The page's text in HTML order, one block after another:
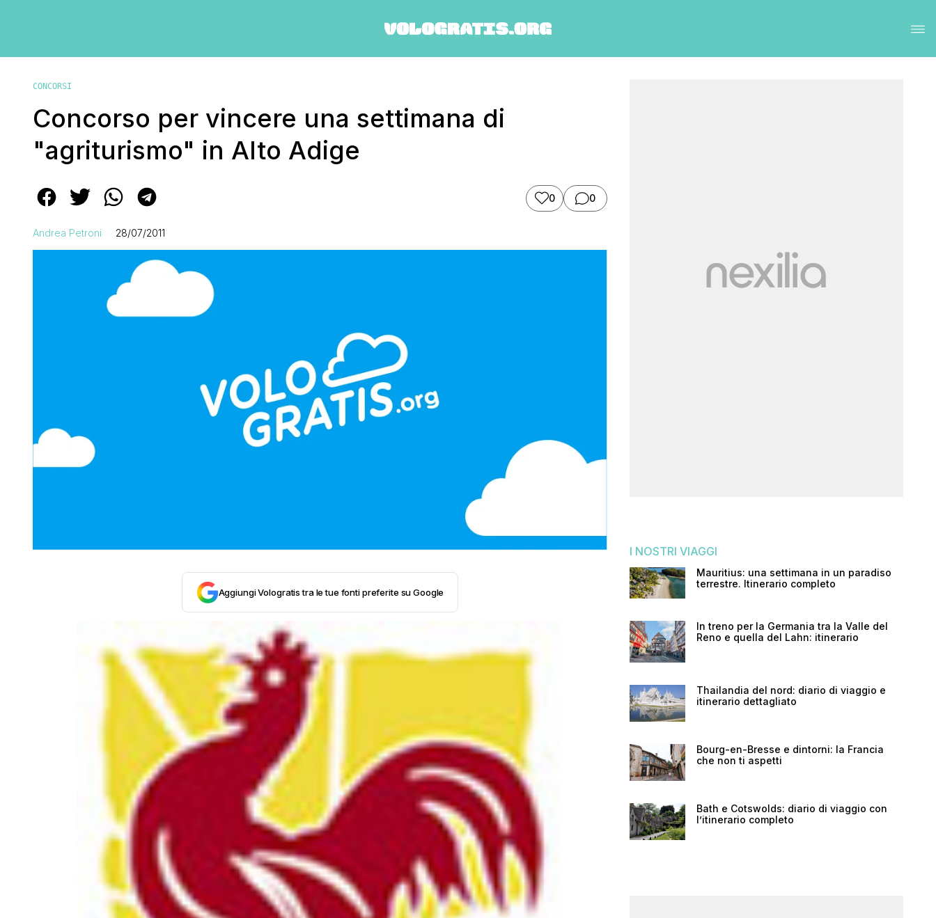
CONCORSI
Concorso per vincere una settimana di
"agriturismo" in Alto Adige
0 0
Andrea Petroni 28/07/2011
Aggiungi Vologratis tra le tue fonti preferite su Google
I NOSTRI VIAGGI
Mauritius: una settimana in un paradiso
terrestre. Itinerario completo
In treno per la Germania tra la Valle del
Reno e quella del Lahn: itinerario
Thailandia del nord: diario di viaggio e
itinerario dettagliato
Bourg-en-Bresse e dintorni: la Francia
che non ti aspetti
Bath e Cotswolds: diario di viaggio con
l’itinerario completo